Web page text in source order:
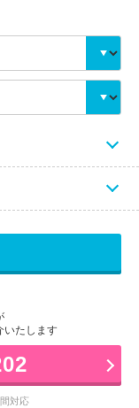
いたします
対応